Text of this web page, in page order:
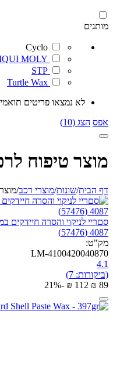
מותגים
Cyclo
MOLY
STP
Turtle Wax
לא נמצאו פריטים
אפס הצג (10)
מוצר טיפוח
דף הבית/שונות/מוצרי רכב/
4087 (57476)
מק"ט:
LM-4100420040870
4.1
(ביקורות: 7)
₪ ‍89‍
₪ ‍112‍
-21%